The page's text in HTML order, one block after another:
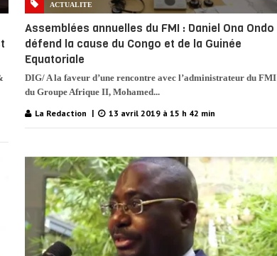
ACTUALITE
Assemblées annuelles du FMI : Daniel Ona Ondo
défend la cause du Congo et de la Guinée
Equatoriale
DIG/ A la faveur d’une rencontre avec l’administrateur du FMI
du Groupe Afrique II, Mohamed...
La Redaction
13 avril 2019 à 15 h 42 min